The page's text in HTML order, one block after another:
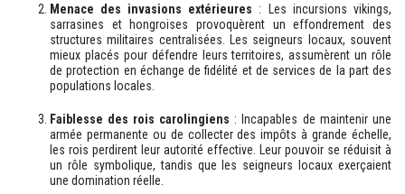
Menace des invasions extérieures : Les incursions vikings,
sarrasines et hongroises provoquèrent un effondrement des
structures militaires centralisées. Les seigneurs locaux, souvent
mieux placés pour défendre leurs territoires, assumèrent un rôle
de protection en échange de fidélité et de services de la part des
populations locales.
Faiblesse des rois carolingiens : Incapables de maintenir une
armée permanente ou de collecter des impôts à grande échelle,
les rois perdirent leur autorité effective. Leur pouvoir se réduisit à
un rôle symbolique, tandis que les seigneurs locaux exerçaient
une domination réelle.